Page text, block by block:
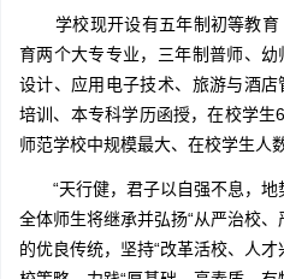
学校现开设有五年制初等教
育两个大专专业，三年制普师、
设计、应用电子技术、旅游与酒
培训、本专科学历函授，在校学
师范学校中规模最大、在校学生人
“天行健，君子以自强不息，
全体师生将继承并弘扬“从严治校
的优良传统，坚持“改革活校、人